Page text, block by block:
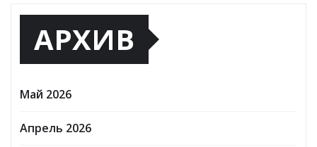
АРХИВ
Май 2026
Апрель 2026